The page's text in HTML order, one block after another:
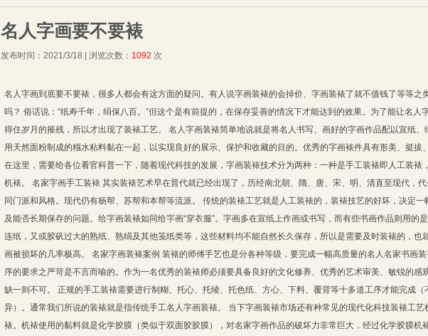
名人字画要不要裱
发布时间：2021/3/18 | 浏览次数： 1092 次
名人字画到底要不要裱，很多人都会有这方面的疑问。有人说字画装裱的会掉价、字画装裱了就不值钱了等等之
吗？ 俗话说：“纸寿千年，绢保八百。”但这个是有前提的，在保存妥善的情况下才能达到的效果。为了能让名人
得住岁月的摧残，所以才出现了装裱工艺。 名人字画装裱简单地说就是将名人书写、画好的字画作品配以宣纸
用天然面粉制成的糨水粘料黏在一起，以实现良好的展示、保护和收藏的目的。优秀的字画裱件具有形美、挺拔
在这里，需要给各位看官科普一下，随着现代科技的发展，字画装裱技术分为两种：一种是手工装裱即人工装裱
机裱。 名家字画手工装裱 其实装裱艺术早在晋代就已经出现了，历经南北朝、隋、唐、宋、明、清直至现代，
同门派和风格。现代仍有杨帮、苏帮和本帮等流派。 传统的装裱工艺就是人工装裱的，装裱技艺的好坏，决定
及能否长期保存的问题。给字画装裱如同给字画“穿衣服”。字画多在宣纸上作画或书写，而有些书画作品则用的
连纸，又或胶矾过大的熟纸、熟绢及其他笺纸类等，这些材料均不能自然长久保存，所以是需要及时装裱的，也
画被损坏的几率极高。 名家字画装裱案例 装裱的师傅手艺也是分各种等级，要完成一幅高质量的名人名家书画
序的要求之严苛是不言而喻的。作为一名优秀的装裱师必须要具备良好的文化修养、优秀的艺术审美、敏锐的感
缺一则不可。 正规的手工装裱需要进行制糊、托心、托绫、托色纸、方心、下料、覆背等十多道工序才能完成
异）。通常我们所说的装裱就是指传统手工名人字画装裱。 当下字画装裱市场还有种常见的现代化科技装裱工
裱。机裱使用的黏料就是化学胶膜（类似于双面胶胶膜），对名家字画作品的破坏力非常巨大，经过化学胶膜机